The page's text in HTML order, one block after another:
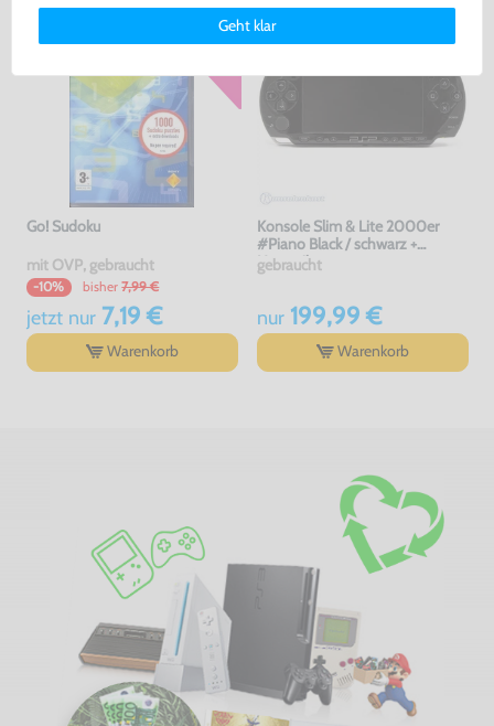
Go! Sudoku
mit OVP, gebraucht
-10% bisher 7,99 €
jetzt nur7,19 €
Warenkorb
Konsole Slim & Lite 2000er
#Piano Black / schwarz +
Netzteil
gebraucht
nur199,99 €
Warenkorb
Deinen Rechten als Nutzer findest Du in unsererDaten­schutz­
Impressum.
Geht klar